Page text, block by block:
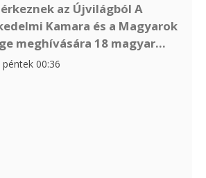
az Újvilágból A
Kamara és a Magyarok
meghívására 18 magyar...
00:36